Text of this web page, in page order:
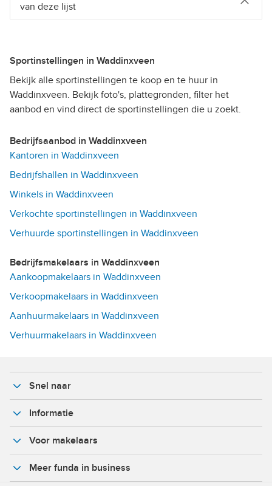
van deze lijst
Sportinstellingen in Waddinxveen
Bekijk alle sportinstellingen te koop en te huur in
Waddinxveen. Bekijk foto's, plattegronden, filter het
aanbod en vind direct de sportinstellingen die u zoekt.
Bedrijfsaanbod in Waddinxveen
Kantoren in Waddinxveen
Bedrijfshallen in Waddinxveen
Winkels in Waddinxveen
Verkochte sportinstellingen in Waddinxveen
Verhuurde sportinstellingen in Waddinxveen
Bedrijfsmakelaars in Waddinxveen
Aankoopmakelaars in Waddinxveen
Verkoopmakelaars in Waddinxveen
Aanhuurmakelaars in Waddinxveen
Verhuurmakelaars in Waddinxveen
Snel naar
Informatie
Voor makelaars
Meer funda in business